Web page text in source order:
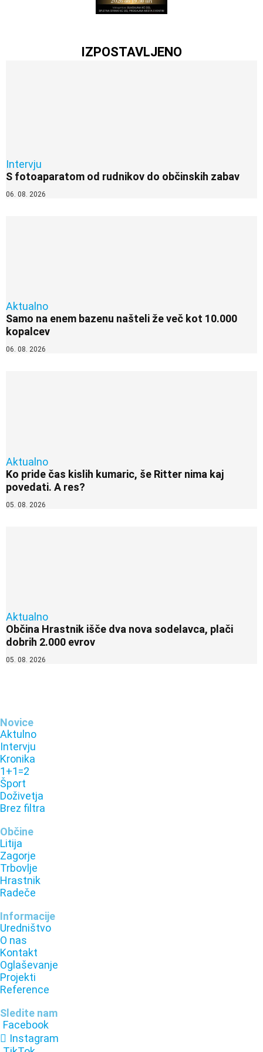
IZPOSTAVLJENO
Intervju
S fotoaparatom od rudnikov do občinskih zabav
06. 08. 2026
Aktualno
Samo na enem bazenu našteli že več kot 10.000
kopalcev
06. 08. 2026
Aktualno
Ko pride čas kislih kumaric, še Ritter nima kaj
povedati. A res?
05. 08. 2026
Aktualno
Občina Hrastnik išče dva nova sodelavca, plači
dobrih 2.000 evrov
05. 08. 2026
Novice
Aktulno
Intervju
Kronika
1+1=2
Šport
Doživetja
Brez filtra
Občine
Litija
Zagorje
Trbovlje
Hrastnik
Radeče
Informacije
Uredništvo
O nas
Kontakt
Oglaševanje
Projekti
Reference
Sledite nam
Facebook
Instagram